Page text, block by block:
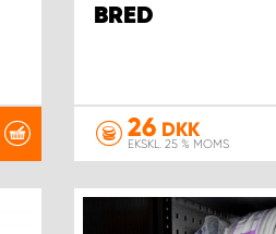
BRED
26 DKK
EKSKL. 25 % MOMS